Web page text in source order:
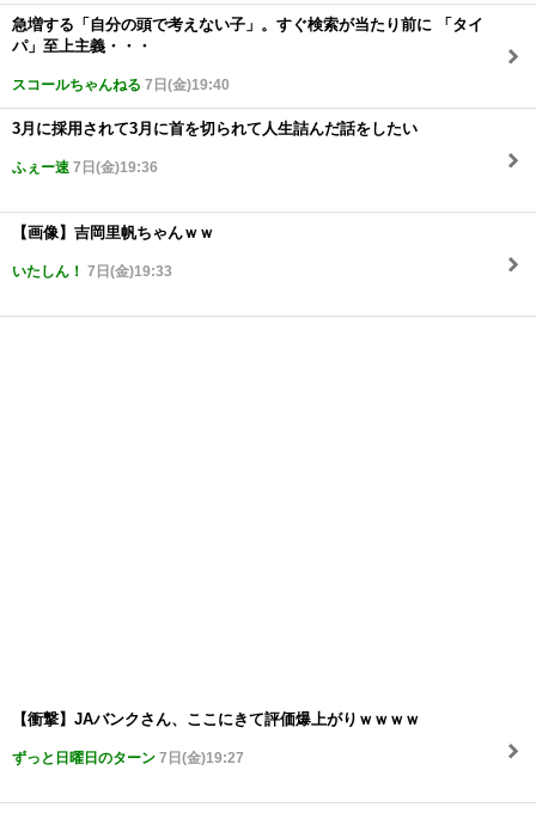
急増する「自分の頭で考えない子」。すぐ検索が当たり前に 「タイ
パ」至上主義・・・
スコールちゃんねる 7日(金)19:40
3月に採用されて3月に首を切られて人生詰んだ話をしたい
ふぇー速 7日(金)19:36
【画像】吉岡里帆ちゃんｗｗ
いたしん！ 7日(金)19:33
【衝撃】JAバンクさん、ここにきて評価爆上がりｗｗｗｗ
ずっと日曜日のターン 7日(金)19:27